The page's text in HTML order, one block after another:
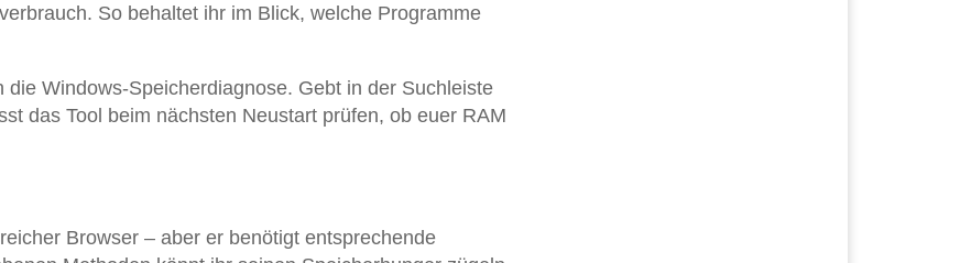
So behaltet ihr im Blick, welche Programme
Windows-Speicherdiagnose. Gebt in der Suchleiste
das Tool beim nächsten Neustart prüfen, ob euer RAM
Browser – aber er benötigt entsprechende